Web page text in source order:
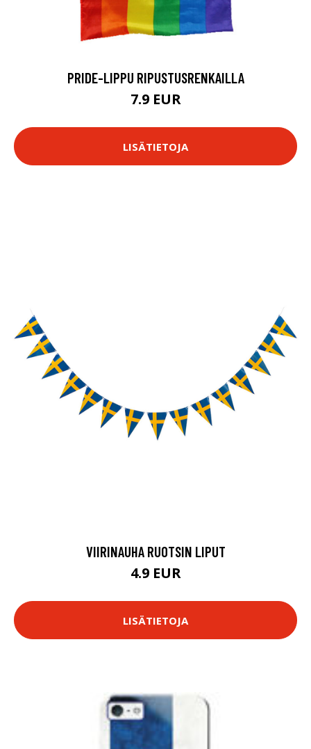
PRIDE-LIPPU RIPUSTUSRENKAILLA
7.9 EUR
LISÄTIETOJA
VIIRINAUHA RUOTSIN LIPUT
4.9 EUR
LISÄTIETOJA